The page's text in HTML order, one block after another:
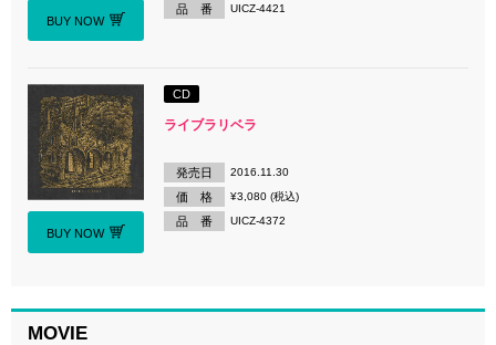
BUY NOW
品 番 UICZ-4421
BUY NOW
CD
ライブラリベラ
発売日 2016.11.30
価 格 ¥3,080 (税込)
品 番 UICZ-4372
MOVIE